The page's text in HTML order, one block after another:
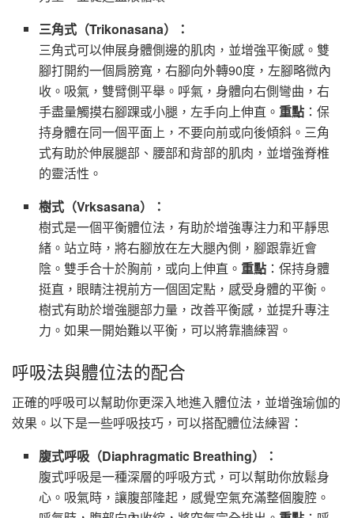
三角式（Trikonasana）：
三角式可以伸展身體側邊的肌肉，並增強平衡感。雙
腳打開約一個肩膀寬，右腳向外轉90度，左腳略微內
收。吸氣，雙臂側平舉。呼氣，身體向右側彎曲，右
手盡量觸摸右腳踝或小腿，左手向上伸直。 重點 ：保
持身體在同一個平面上，不要向前或向後傾斜。三角
式有助於伸展腿部、腰部和背部的肌肉，並增強脊椎
的靈活性。
樹式（Vrksasana）：
樹式是一個平衡體位法，有助於增強專注力和平靜思
緒。站立時，將右腳放在左大腿內側，腳跟靠近會
陰。雙手合十於胸前，或向上伸直。 重點 ：保持身體
挺直，眼睛注視前方一個固定點，感受身體的平衡。
樹式有助於增強腿部力量，改善平衡感，並提升專注
力。如果一開始難以平衡，可以將靠牆練習。
呼吸法與體位法的配合
正確的呼吸可以幫助你更深入地進入體位法，並增強瑜伽的
效果。以下是一些呼吸技巧，可以搭配體位法練習：
腹式呼吸（Diaphragmatic Breathing）：
腹式呼吸是一種深層的呼吸方式，可以幫助你放鬆身
心。吸氣時，讓腹部隆起，感覺空氣充滿整個腹腔。